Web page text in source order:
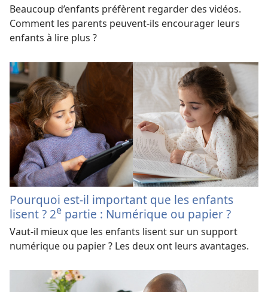
Beaucoup d’enfants préfèrent regarder des vidéos.
Comment les parents peuvent-ils encourager leurs
enfants à lire plus ?
Pourquoi est-il important que les enfants
lisent ? 2e partie : Numérique ou papier ?
Vaut-il mieux que les enfants lisent sur un support
numérique ou papier ? Les deux ont leurs avantages.